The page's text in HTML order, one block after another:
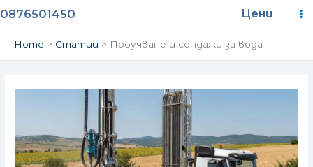
to
0876501450 Цени
Home Статии Проучване и сондажи за вода